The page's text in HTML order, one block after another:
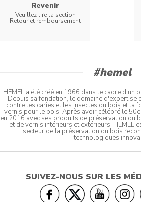
Revenir
Veuillez lire la section
Retour et remboursement
#hemel
HEMEL a été créé en 1966 dans le cadre d'un
Depuis sa fondation, le domaine d'expertise
contre les caries et les insectes du bois et la
vernis pour le bois. Après avoir célébré le
en 2016 avec ses produits de préservation du
et de vernis intérieurs et extérieurs, HEMEL
secteur de la préservation du bois
technologiques
SUIVEZ-NOUS SUR LES